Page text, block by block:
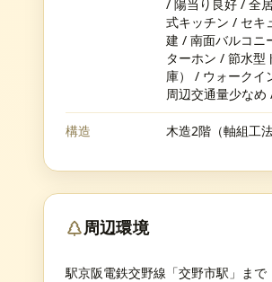
/ 陽当り良好 / 全
式キッチン / セキ
建 / 南面バルコニ
ターホン / 節水型
庫） / ウォークイ
周辺交通量少な
構造 木造2階（軸組工法
周辺環境
駅京阪電鉄交野線「交野市駅」まで